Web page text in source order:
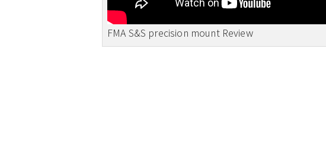
FMA S&S precision mount Review